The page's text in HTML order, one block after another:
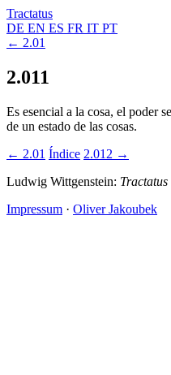
Tractatus
DE EN ES FR IT PT
← 2.01
2.011
Es esencial a la cosa, el poder
de un estado de las cosas.
← 2.01 Índice 2.012 →
Ludwig Wittgenstein:
Impressum · Oliver Jakoubek